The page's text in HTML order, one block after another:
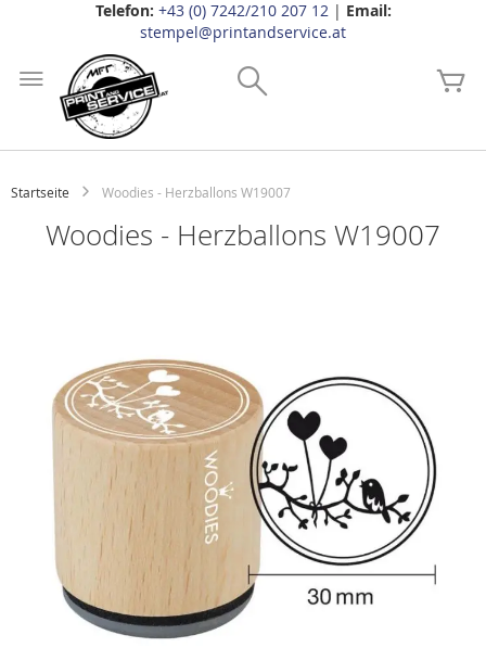
Telefon: +43 (0) 7242/210 207 12| Email:
stempel@printandservice.at
Inhalt
springen
Startseite Woodies - Herzballons W19007
Woodies - Herzballons W19007